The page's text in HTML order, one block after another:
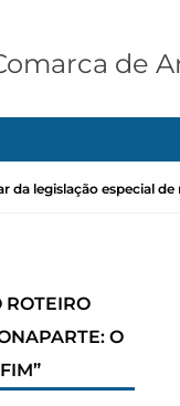
da legislação especial
ROTEIRO
O